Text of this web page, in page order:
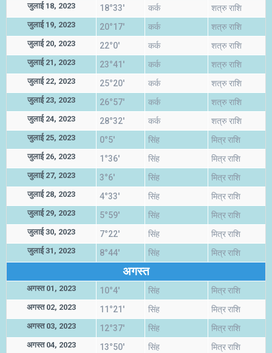
जुलाई 18, 2023 18°33' कर्क शत्रु राशि
जुलाई 19, 2023 20°17' कर्क शत्रु राशि
जुलाई 20, 2023 22°0' कर्क शत्रु राशि
जुलाई 21, 2023 23°41' कर्क शत्रु राशि
जुलाई 22, 2023 25°20' कर्क शत्रु राशि
जुलाई 23, 2023 26°57' कर्क शत्रु राशि
जुलाई 24, 2023 28°32' कर्क शत्रु राशि
जुलाई 25, 2023 0°5' सिंह मित्र राशि
जुलाई 26, 2023 1°36' सिंह मित्र राशि
जुलाई 27, 2023 3°6' सिंह मित्र राशि
जुलाई 28, 2023 4°33' सिंह मित्र राशि
जुलाई 29, 2023 5°59' सिंह मित्र राशि
जुलाई 30, 2023 7°22' सिंह मित्र राशि
जुलाई 31, 2023 8°44' सिंह मित्र राशि
अगस्त
अगस्त 01, 2023 10°4' सिंह मित्र राशि
अगस्त 02, 2023 11°21' सिंह मित्र राशि
अगस्त 03, 2023 12°37' सिंह मित्र राशि
अगस्त 04, 2023 13°50' सिंह मित्र राशि